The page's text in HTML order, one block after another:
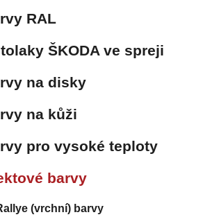
RAL
ŠKODA ve spreji
na disky
na kůži
pro vysoké teploty
barvy
(vrchní) barvy